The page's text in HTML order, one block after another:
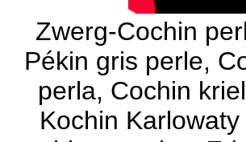
Zwerg-Cochin
Pékin gris perle,
perla, Cochin
Kochin